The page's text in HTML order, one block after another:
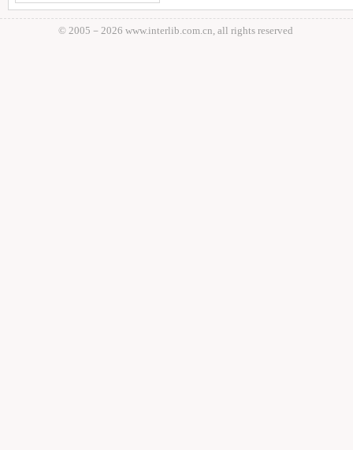
© 2005－ 2026 www.interlib.com.cn, all rights reserved